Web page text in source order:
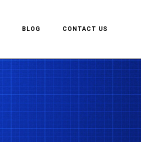
BLOG CONTACT US